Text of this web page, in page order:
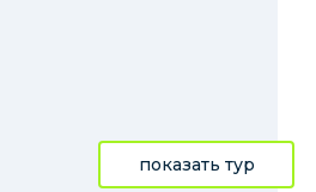
показать тур